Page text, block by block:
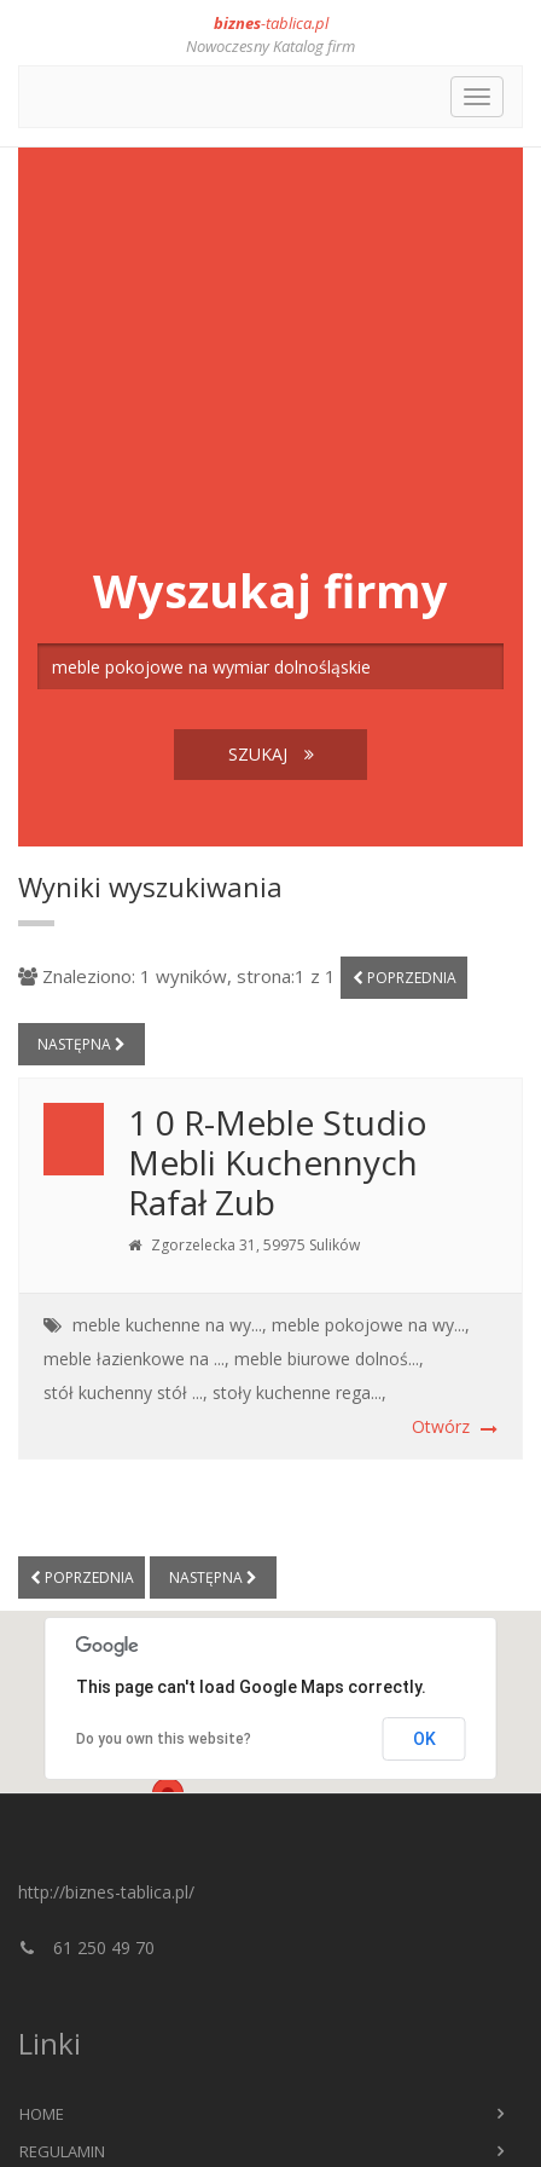
biznes-tablica.pl
Nowoczesny Katalog firm
Toggle
Wyszukaj firmy
SZUKAJ
Wyniki wyszukiwania
Znaleziono: 1 wyników, strona:1 z 1 POPRZEDNIA
NASTĘPNA
1 0 R-Meble Studio
Mebli Kuchennych
Rafał Zub
Zgorzelecka 31, 59975 Sulików
meble kuchenne na wy..., meble pokojowe na wy...,
meble łazienkowe na ..., meble biurowe dolnoś...,
stół kuchenny stół ..., stoły kuchenne rega...,
Otwórz
POPRZEDNIA NASTĘPNA
This page can't load Google Maps correctly.
Do you own this website? OK
http://biznes-tablica.pl/
61 250 49 70
Linki
HOME
REGULAMIN